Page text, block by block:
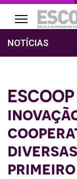
NOTÍCIAS
primeiro